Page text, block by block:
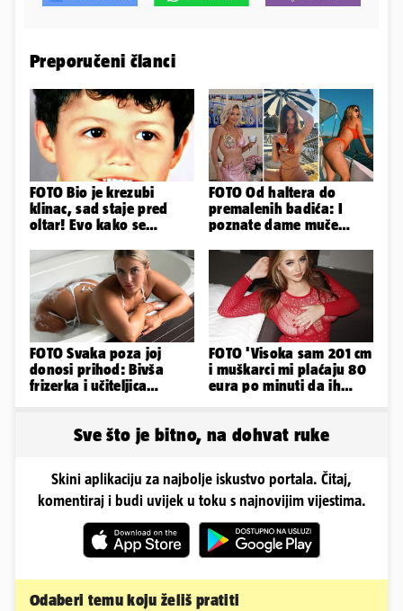
Preporučeni članci
FOTO Bio je krezubi
klinac, sad staje pred
oltar! Evo kako se
najvećih...
FOTO Od haltera do
premalenih badića: I
poznate dame muče
pozirale
FOTO Svaka poza joj
donosi prihod: Bivša
frizerka i učiteljica
FOTO 'Visoka sam 201 cm
i muškarci mi plaćaju 80
eura po minuti da ih
Sve što je bitno, na dohvat ruke
Skini aplikaciju za najbolje iskustvo portala. Čitaj,
komentiraj i budi uvijek u toku s najnovijim vijestima.
Odaberi temu koju želiš pratiti